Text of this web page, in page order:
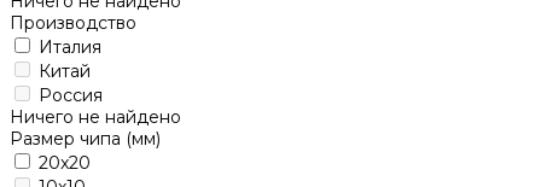
Производство
Италия
Китай
Россия
Ничего не найдено
Размер чипа (мм)
20x20